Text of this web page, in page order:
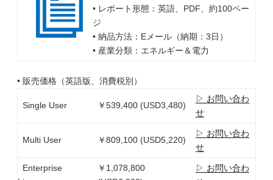
• レポート形態：英語、PDF、約100ペー
ジ
• 納品方法：Eメール（納期：3日）
• 産業分類：エネルギー＆電力
• 販売価格（英語版、消費税別）
Single User ￥539,400 (USD3,480)
▷ お問い合わ
せ
Multi User ￥809,100 (USD5,220)
▷ お問い合わ
せ
Enterprise
￥1,078,800
▷ お問い合わ